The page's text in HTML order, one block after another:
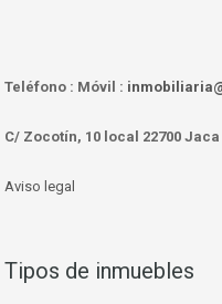
Teléfono : Móvil :
C/ Zocotín, 10 local 22700
Aviso legal
Tipos de inmuebles